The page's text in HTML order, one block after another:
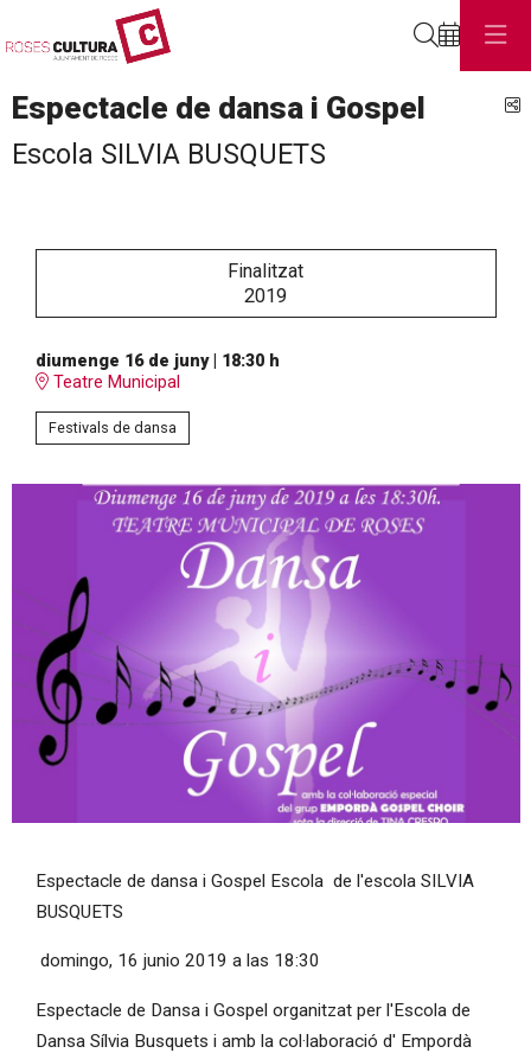
Espectacle de dansa i Gospel
Escola SILVIA BUSQUETS
Finalitzat
2019
diumenge 16 de juny| 18:30 h
Teatre Municipal
Festivals de dansa
Espectacle de dansa i Gospel Escola de l'escola SILVIA
BUSQUETS
domingo, 16 junio 2019 a las 18:30
Espectacle de Dansa i Gospel organitzat per l'Escola de
Dansa Sílvia Busquets i amb la col·laboració d' Empordà